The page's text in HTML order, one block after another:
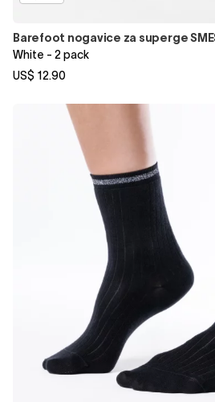
Barefoot nogavice za superge
White - 2 pack
US$ 12.90